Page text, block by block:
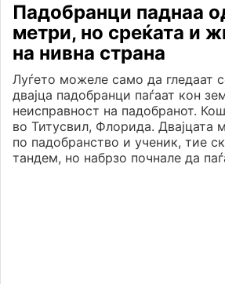
Падобранци паднаа
метри, но среќата и
на нивна страна
Луѓето можеле само да гледаат
двајца падобранци паѓаат кон
неисправност на падобранот.
во Титусвил, Флорида. Двајцата
по падобранство и ученик, тие
тандем, но набрзо почнале да